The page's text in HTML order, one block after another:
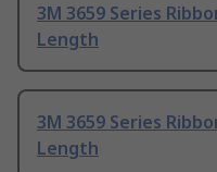
3M 3659 Series
Length
3M 3659 Series
Length